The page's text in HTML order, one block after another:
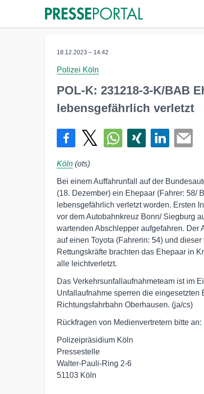
18.12.2023 – 14:42
Polizei Köln
POL-K: 231218-3-K/BAB
lebensgefährlich verletzt
Köln (ots)
Bei einem Auffahrunfall auf der
(18. Dezember) ein Ehepaar (Fahrer: 58/
lebensgefährlich verletzt worden. Ersten
vor dem Autobahnkreuz Bonn/ Siegburg
wartenden Abschlepper aufgefahren. Der
auf einen Toyota (Fahrerin: 54) und
Rettungskräfte brachten das Ehepaar in
alle leichtverletzt.
Das Verkehrsunfallaufnahmeteam ist im
Unfallaufnahme sperren die
Richtungsfahrbahn Oberhausen. (ja/cs)
Rückfragen von Medienvertretern bitte an:
Polizeipräsidium Köln
Pressestelle
Walter-Pauli-Ring 2-6
51103 Köln